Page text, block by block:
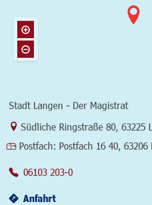
Stadt Langen - Der Magistrat
Link zur Google-Maps
Südliche Ringstraße 80, 63225
Postfach: Postfach 16 40, 63206
06103 203-0
Anfahrt